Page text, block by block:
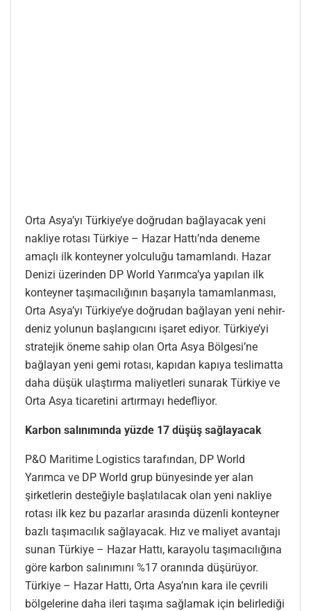
Orta Asya’yı Türkiye’ye doğrudan bağlayacak yeni
nakliye rotası Türkiye – Hazar Hattı’nda deneme
amaçlı ilk konteyner yolculuğu tamamlandı. Hazar
Denizi üzerinden DP World Yarımca’ya yapılan ilk
konteyner taşımacılığının başarıyla tamamlanması,
Orta Asya’yı Türkiye’ye doğrudan bağlayan yeni nehir-
deniz yolunun başlangıcını işaret ediyor. Türkiye’yi
stratejik öneme sahip olan Orta Asya Bölgesi’ne
bağlayan yeni gemi rotası, kapıdan kapıya teslimatta
daha düşük ulaştırma maliyetleri sunarak Türkiye ve
Orta Asya ticaretini artırmayı hedefliyor.
Karbon salınımında yüzde 17 düşüş sağlayacak
P&O Maritime Logistics tarafından, DP World
Yarımca ve DP World grup bünyesinde yer alan
şirketlerin desteğiyle başlatılacak olan yeni nakliye
rotası ilk kez bu pazarlar arasında düzenli konteyner
bazlı taşımacılık sağlayacak. Hız ve maliyet avantajı
sunan Türkiye – Hazar Hattı, karayolu taşımacılığına
göre karbon salınımını %17 oranında düşürüyor.
Türkiye – Hazar Hattı, Orta Asya’nın kara ile çevrili
bölgelerine daha ileri taşıma sağlamak için belirlediği